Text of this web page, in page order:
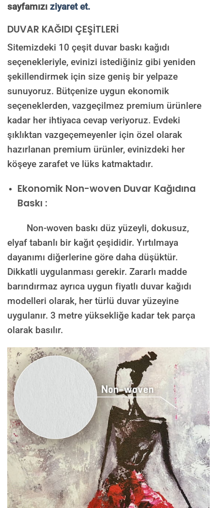
sayfamızı ziyaret et.
DUVAR KAĞIDI ÇEŞİTLERİ
Sitemizdeki 10 çeşit duvar baskı kağıdı
seçenekleriyle, evinizi istediğiniz gibi yeniden
şekillendirmek için size geniş bir yelpaze
sunuyoruz. Bütçenize uygun ekonomik
seçeneklerden, vazgeçilmez premium ürünlere
kadar her ihtiyaca cevap veriyoruz. Evdeki
şıklıktan vazgeçemeyenler için özel olarak
hazırlanan premium ürünler, evinizdeki her
köşeye zarafet ve lüks katmaktadır.
Ekonomik Non-woven Duvar Kağıdına
Baskı :
Non-woven baskı düz yüzeyli, dokusuz,
elyaf tabanlı bir kağıt çeşididir. Yırtılmaya
dayanımı diğerlerine göre daha düşüktür.
Dikkatli uygulanması gerekir. Zararlı madde
barındırmaz ayrıca uygun fiyatlı duvar kağıdı
modelleri olarak, her türlü duvar yüzeyine
uygulanır. 3 metre yüksekliğe kadar tek parça
olarak basılır.